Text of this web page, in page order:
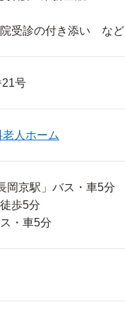
院受診の付き添い など
号
老人ホーム
岡京駅」バス・車5分
歩5分
・車5分